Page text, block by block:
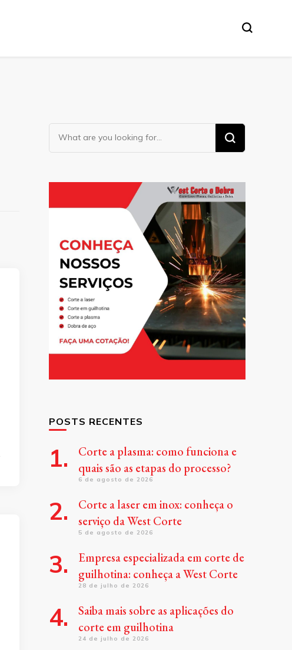
Looking
for
POSTS RECENTES
Corte a plasma: como funciona e
quais são as etapas do processo?
6 de agosto de 2026
Corte a laser em inox: conheça o
serviço da West Corte
5 de agosto de 2026
Empresa especializada em corte de
guilhotina: conheça a West Corte
28 de julho de 2026
Saiba mais sobre as aplicações do
corte em guilhotina
24 de julho de 2026